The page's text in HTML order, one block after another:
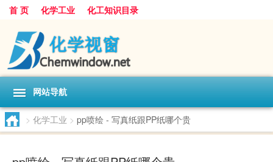
首 页 化学工业 化工知识目录
网站导航
> 化学工业 > pp喷绘 - 写真纸跟PP纸哪个贵